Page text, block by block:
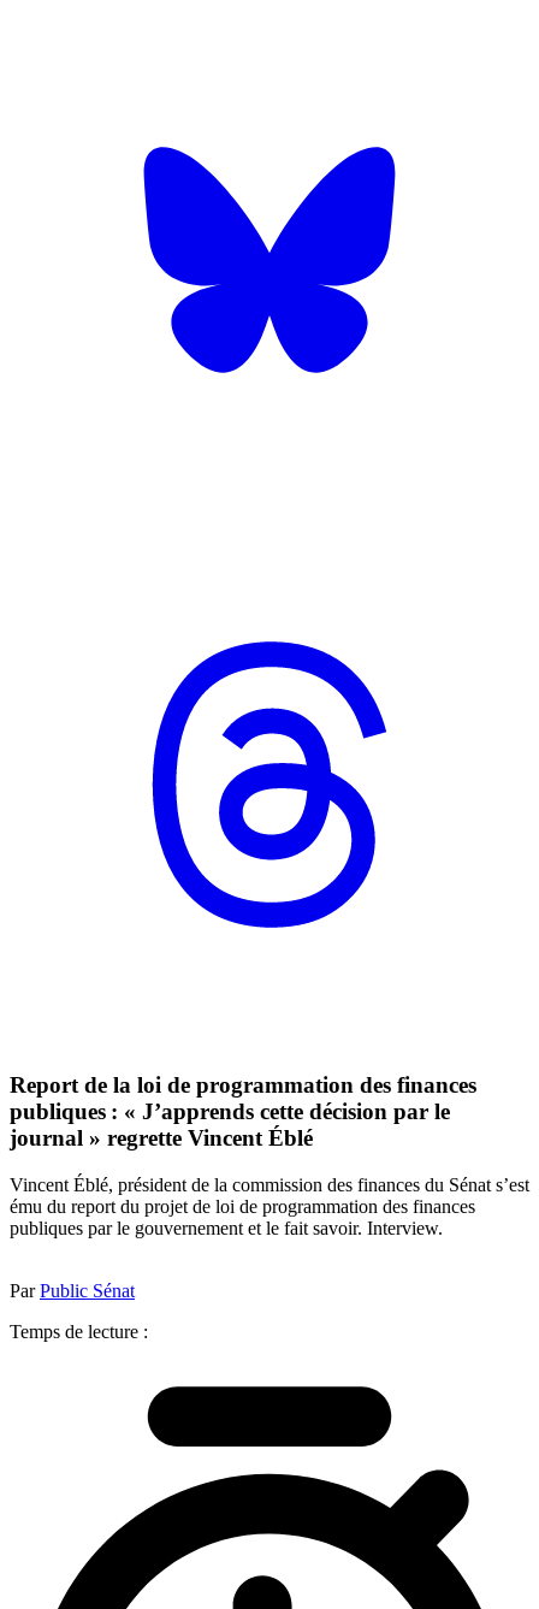
Report de la loi de programmation des finances
publiques : « J’apprends cette décision par le
journal » regrette Vincent Éblé
Vincent Éblé, président de la commission des finances du Sénat s’est
ému du report du projet de loi de programmation des finances
publiques par le gouvernement et le fait savoir. Interview.
ParPublic Sénat
Temps de lecture :